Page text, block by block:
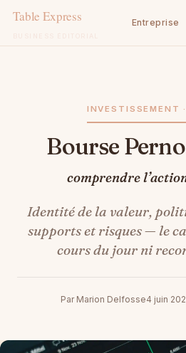
Entreprise
INVESTISSEMENT
Bourse
comprendre
Identité de la valeur,
supports et risques — le
cours du jour ni
Par Marion Delfosse4 juin